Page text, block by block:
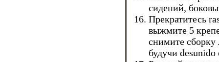
сидений,
Прекратитесь
выжмите 5
снимите
будучи desunido